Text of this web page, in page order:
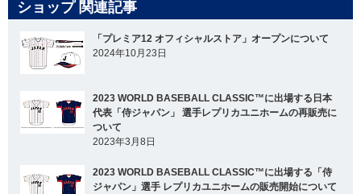
ショップ 関連記事
「プレミア12 オフィシャルストア」オープンについて
2024年10月23日
2023 WORLD BASEBALL CLASSIC™に出場する日本
代表「侍ジャパン」 選手レプリカユニホームの再販売に
ついて
2023年3月8日
2023 WORLD BASEBALL CLASSIC™に出場する「侍
ジャパン」選手 レプリカユニホームの販売開始について